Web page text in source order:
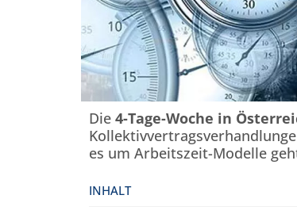
Die 4-Tage-Woche in
es um Arbeitszeit-Modelle
INHALT